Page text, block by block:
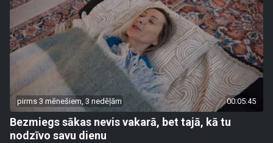
pirms 3 mēnešiem, 3 nedēļām 00:05:45
Bezmiegs sākas nevis vakarā, bet tajā, kā tu
nodzīvo savu dienu